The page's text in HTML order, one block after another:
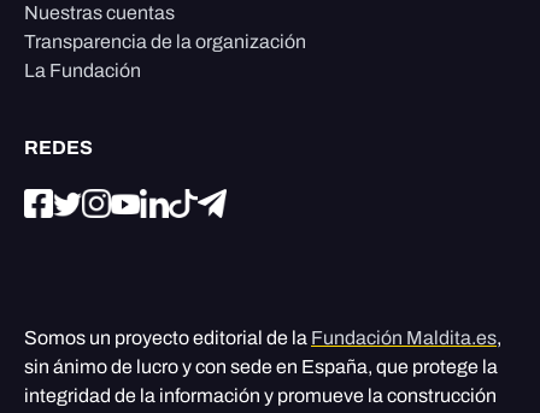
Nuestras cuentas
Transparencia de la organización
La Fundación
REDES
Somos un proyecto editorial de la Fundación Maldita.es,
sin ánimo de lucro y con sede en España, que protege la
integridad de la información y promueve la construcción